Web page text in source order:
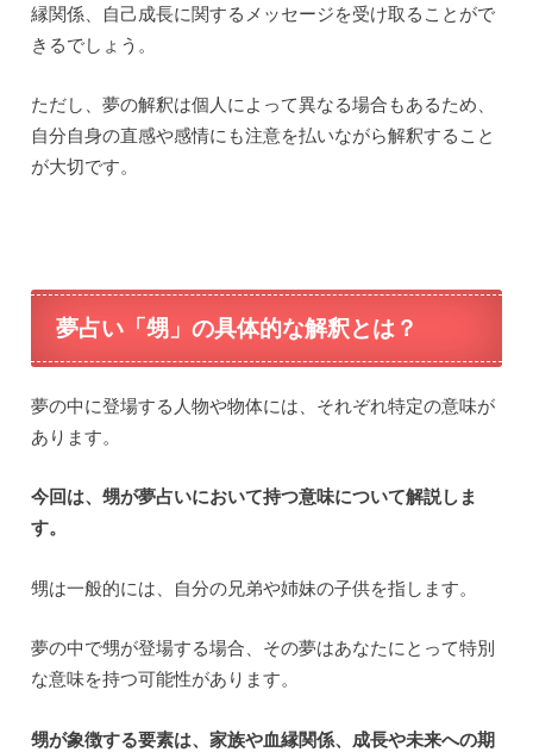
縁関係、自己成長に関するメッセージを受け取ることがで
きるでしょう。
ただし、夢の解釈は個人によって異なる場合もあるため、
自分自身の直感や感情にも注意を払いながら解釈すること
が大切です。
夢占い「甥」の具体的な解釈とは？
夢の中に登場する人物や物体には、それぞれ特定の意味が
あります。
今回は、甥が夢占いにおいて持つ意味について解説しま
す。
甥は一般的には、自分の兄弟や姉妹の子供を指します。
夢の中で甥が登場する場合、その夢はあなたにとって特別
な意味を持つ可能性があります。
甥が象徴する要素は、家族や血縁関係、成長や未来への期